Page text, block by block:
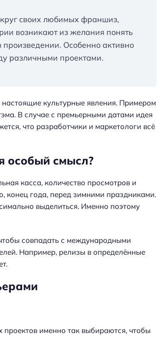
своих любимых франшиз,
возникают из желания понять
Особенно активно
различными проектами.
культурные явления. Примером
В случае с премьерными датами идея
что разработчики и маркетологи всё
особый смысл?
касса, количество просмотров и
конец года, перед зимними праздниками.
выделиться. Именно поэтому
совпадать с международными
Например, релизы в определённые
именно так выбираются, чтобы